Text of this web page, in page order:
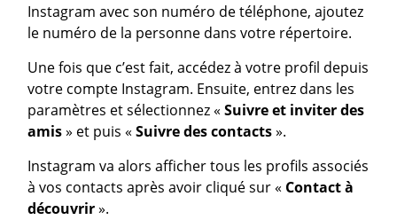
Instagram avec son numéro de téléphone, ajoutez
le numéro de la personne dans votre répertoire.
Une fois que c’est fait, accédez à votre profil depuis
votre compte Instagram. Ensuite, entrez dans les
paramètres et sélectionnez «Suivre et inviter des
amis» et puis « Suivre des contacts».
Instagram va alors afficher tous les profils associés
à vos contacts après avoir cliqué sur « Contact à
découvrir».